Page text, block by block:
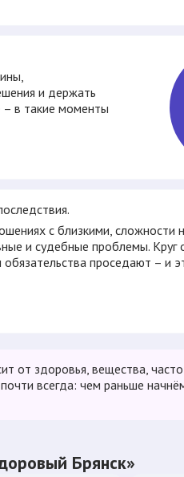
и держать
– в такие моменты
с близкими, сложности
и судебные проблемы. Круг
обязательства проседают – и
от здоровья, вещества,
всегда: чем раньше
Брянск»